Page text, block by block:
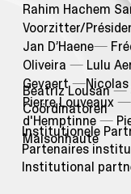
Rahim Hachem
Voorzitter/
Jan D’Haene—
Oliveira — Lulu
Gevaert—
Pierre Louveaux —
d'Hemptinne —
Maisonhaute
Beatriz Lousan—
Coördinatoren
Institutionele
Partenaires
Institutional